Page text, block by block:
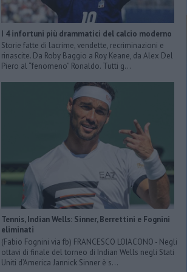
I 4 infortuni più drammatici del calcio moderno
Storie fatte di lacrime, vendette, recriminazioni e
rinascite. Da Roby Baggio a Roy Keane, da Alex Del
Piero al “fenomeno” Ronaldo. Tutti g...
Tennis, Indian Wells: Sinner, Berrettini e Fognini
eliminati
(Fabio Fognini via fb) FRANCESCO LOIACONO - Negli
ottavi di finale del torneo di Indian Wells negli Stati
Uniti d’America Jannick Sinner è s...